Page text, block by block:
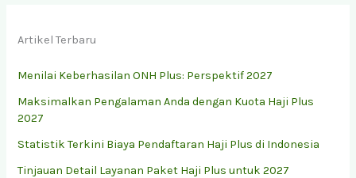
Artikel Terbaru
Menilai Keberhasilan ONH Plus: Perspektif 2027
Maksimalkan Pengalaman Anda dengan Kuota Haji Plus
2027
Statistik Terkini Biaya Pendaftaran Haji Plus di Indonesia
Tinjauan Detail Layanan Paket Haji Plus untuk 2027